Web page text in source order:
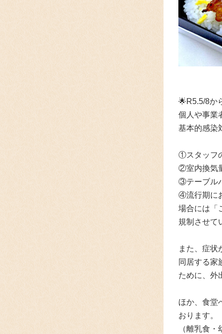
🌟R5.5/8か
個人や事業
基本的感染
①スタッフ
②室内換気
③テーブル
④流行期に
場合には「
規制させて
また、症状
同居する家
ために、外
ほか、食堂
おります。
（離乳食